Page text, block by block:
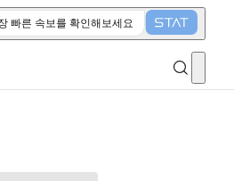
빠른 속보를 확인해보세요